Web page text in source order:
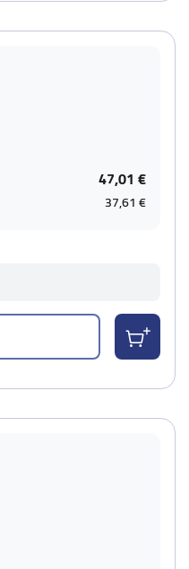
47,01 €
37,61 €